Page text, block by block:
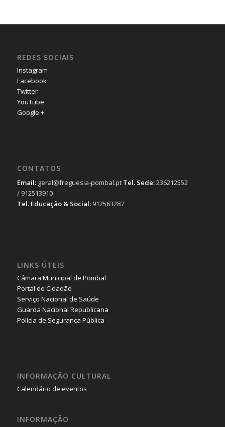
REDES SOCIAIS
Instagram
Facebook
Twitter
YouTube
Google +
CONTATOS
Email:geral@freguesia-pombal.pt Tel. Sede:236212552
/ 912513910
Tel. Educação & Social: 912563287
LINKS ÚTEIS
Câmara Municipal de Pombal
Portal do Cidadão
Serviço Nacional de Saúde
Guarda Nacional Republicana
Polícia de Segurança Pública
INFORMAÇÃO CULTURAL
Calendário de eventos
INFORMAÇÃO